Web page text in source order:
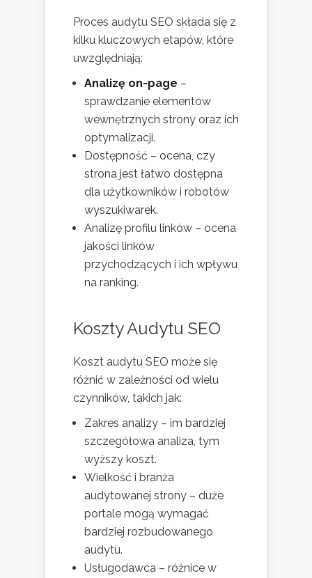
Proces audytu SEO składa się z
kilku kluczowych etapów, które
uwzględniają:
Analizę on-page –
sprawdzanie elementów
wewnętrznych strony oraz ich
optymalizacji.
Dostępność – ocena, czy
strona jest łatwo dostępna
dla użytkowników i robotów
wyszukiwarek.
Analizę profilu linków – ocena
jakości linków
przychodzących i ich wpływu
na ranking.
Koszty Audytu SEO
Koszt audytu SEO może się
różnić w zależności od wielu
czynników, takich jak:
Zakres analizy – im bardziej
szczegółowa analiza, tym
wyższy koszt.
Wielkość i branża
audytowanej strony – duże
portale mogą wymagać
bardziej rozbudowanego
audytu.
Usługodawca – różnice w